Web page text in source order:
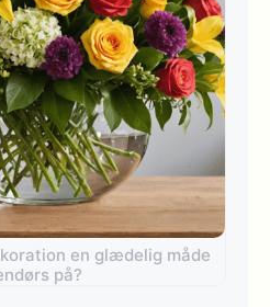
en glædelig måde
på?